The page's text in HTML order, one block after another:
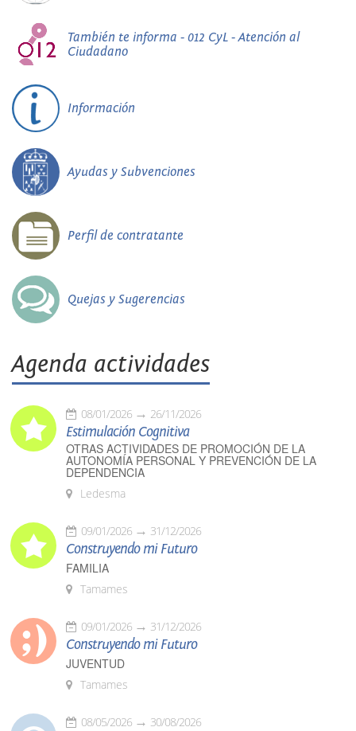
También te informa - 012 CyL - Atención al
Ciudadano
Información
Ayudas y Subvenciones
Perfil de contratante
Quejas y Sugerencias
Agenda actividades
08/01/2026 26/11/2026
Estimulación Cognitiva
OTRAS ACTIVIDADES DE PROMOCIÓN DE LA
AUTONOMÍA PERSONAL Y PREVENCIÓN DE LA
DEPENDENCIA
Ledesma
09/01/2026 31/12/2026
Construyendo mi Futuro
FAMILIA
Tamames
09/01/2026 31/12/2026
Construyendo mi Futuro
JUVENTUD
Tamames
08/05/2026 30/08/2026